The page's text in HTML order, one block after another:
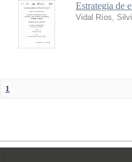
Estrategia de
Vidal Ríos,
1